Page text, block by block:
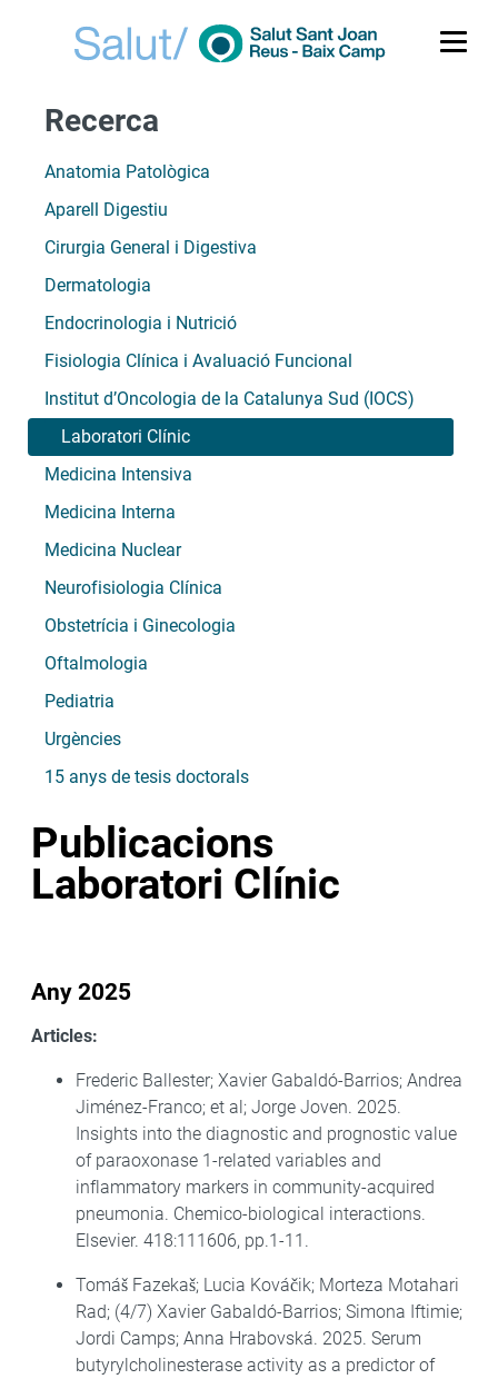
Recerca
Anatomia Patològica
Aparell Digestiu
Cirurgia General i Digestiva
Dermatologia
Endocrinologia i Nutrició
Fisiologia Clínica i Avaluació Funcional
Institut d’Oncologia de la Catalunya Sud (IOCS)
Laboratori Clínic
Medicina Intensiva
Medicina Interna
Medicina Nuclear
Neurofisiologia Clínica
Obstetrícia i Ginecologia
Oftalmologia
Pediatria
Urgències
15 anys de tesis doctorals
Publicacions
Laboratori Clínic
Any 2025
Articles:
Frederic Ballester; Xavier Gabaldó-Barrios; Andrea
Jiménez-Franco; et al; Jorge Joven. 2025.
Insights into the diagnostic and prognostic value
of paraoxonase 1-related variables and
inflammatory markers in community-acquired
pneumonia. Chemico-biological interactions.
Elsevier. 418:111606, pp.1-11.
Tomáš Fazekaš; Lucia Kováčik; Morteza Motahari
Rad; (4/7) Xavier Gabaldó-Barrios; Simona Iftimie;
Jordi Camps; Anna Hrabovská. 2025. Serum
butyrylcholinesterase activity as a predictor of